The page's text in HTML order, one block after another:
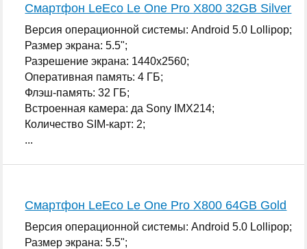
Смартфон LeEco Le One Pro X800 32GB Silver
Версия операционной системы: Android 5.0 Lollipop;
Размер экрана: 5.5";
Разрешение экрана: 1440x2560;
Оперативная память: 4 ГБ;
Флэш-память: 32 ГБ;
Встроенная камера: да Sony IMX214;
Количество SIM-карт: 2;
...
Смартфон LeEco Le One Pro X800 64GB Gold
Версия операционной системы: Android 5.0 Lollipop;
Размер экрана: 5.5";